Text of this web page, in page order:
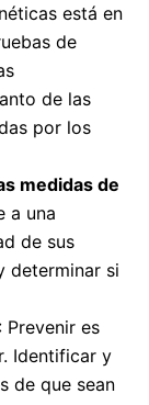
está en
de
de las
por los
medidas de
a una
de sus
determinar si
: Prevenir es
Identificar y
de que sean